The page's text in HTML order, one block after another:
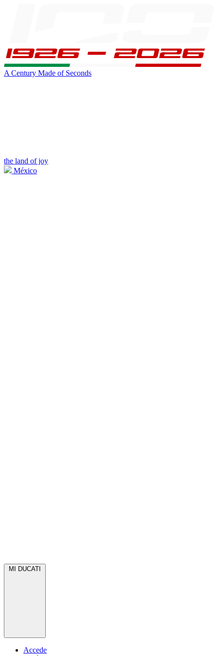
A Century Made of Seconds
the land of joy
México
MI DUCATI
Accede